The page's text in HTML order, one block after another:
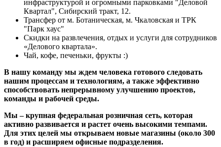
инфраструктурой и огромными парковками "Деловой
Квартал", Сибирский тракт, 12.
Трансфер от м. Ботаническая, м. Чкаловская и ТРК
"Парк хаус"
Скидки на развлечения, отдых и услуги для сотрудников
«Делового квартала».
Чай, кофе, печеньки, фрукты :)
В нашу команду мы ждем человека готового следовать
нашим процессам и технологиям, а также эффективно
способствовать непрерывному улучшению проектов,
команды и рабочей среды.
Мы – крупная федеральная розничная сеть, которая
активно развивается и растет очень высокими темпами.
Для этих целей мы открываем новые магазины (около 300
в год) и расширяем офисные подразделения.